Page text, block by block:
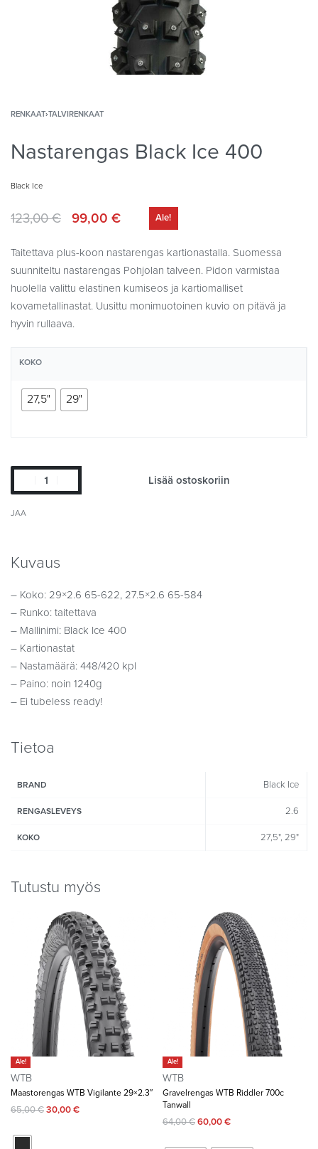
RENKAAT›TALVIRENKAAT
Nastarengas Black Ice 400
Black Ice
123,00€ 99,00 € Ale!
Taitettava plus-koon nastarengas kartionastalla. Suomessa
suunniteltu nastarengas Pohjolan talveen. Pidon varmistaa
huolella valittu elastinen kumiseos ja kartiomalliset
kovametallinastat. Uusittu monimuotoinen kuvio on pitävä ja
hyvin rullaava.
KOKO
27,5" 29"
Lisää ostoskoriin
JAA
Kuvaus
– Koko: 29×2.6 65-622, 27.5×2.6 65-584
– Runko: taitettava
– Mallinimi: Black Ice 400
– Kartionastat
– Nastamäärä: 448/420 kpl
– Paino: noin 1240g
– Ei tubeless ready!
Tietoa
BRAND Black Ice
RENGASLEVEYS 2.6
KOKO 27,5", 29"
Tutustu myös
Ale!
WTB
Maastorengas WTB Vigilante 29×2.3″
65,00€30,00€
Ale!
WTB
Gravelrengas WTB Riddler 700c
Tanwall
64,00€60,00€